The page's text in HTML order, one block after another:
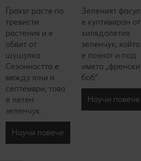
Грахът расте по
тревисти
растения и е
обвит от
шушулка.
Сезонността е
между юни и
септември, това
е летен
зеленчук.
Научи повече
Зеленият фасул
е култивиран от
хилядолетия
зеленчук, който
е познат и под
името „френски
боб“.
Научи повече